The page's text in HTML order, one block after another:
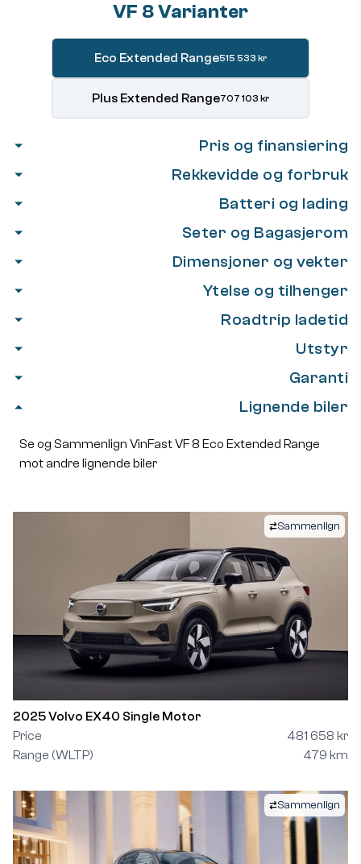
VF 8 Varianter
Eco Extended Range515 533 kr
Plus Extended Range707 103 kr
Pris og finansiering
Rekkevidde og forbruk
Batteri og lading
Seter og Bagasjerom
Dimensjoner og vekter
Ytelse og tilhenger
Roadtrip ladetid
Utstyr
Garanti
Lignende biler
Se og Sammenlign VinFast VF 8 Eco Extended Range
mot andre lignende biler
Sammenlign
2025 Volvo EX40 Single Motor
Price
481 658 kr
Range (WLTP)
479 km
Sammenlign